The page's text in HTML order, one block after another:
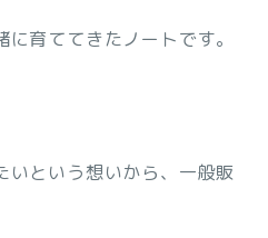
育ててきたノートです。
いという想いから、一般販